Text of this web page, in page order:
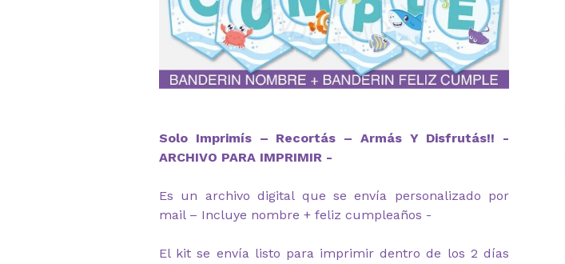
Solo Imprimís – Recortás – Armás Y Disfrutás!! -
ARCHIVO PARA IMPRIMIR -
Es un archivo digital que se envía personalizado por
mail – Incluye nombre + feliz cumpleaños -
El kit se envía listo para imprimir dentro de los 2 días